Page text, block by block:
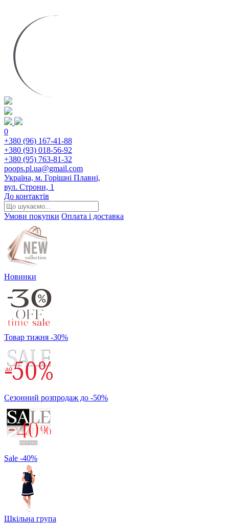
0
+380 (96) 167-41-88
+380 (93) 018-56-92
+380 (95) 763-81-32
poops.pl.ua@gmail.com
Україна, м. Горішні Плавні,
вул. Строни, 1
До контактів
Умови покупки Оплата і доставка
Новинки
Товар тижня -30%
Сезонний розпродаж до -50%
Sale -40%
Шкільна група